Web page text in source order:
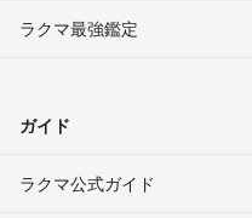
ラクマ最強鑑定
ガイド
ラクマ公式ガイド